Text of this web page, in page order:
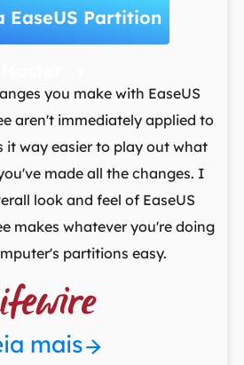
EaseUS Partition
you make with EaseUS
aren't immediately applied to
it way easier to play out what
made all the changes. I
look and feel of EaseUS
makes whatever you're doing
partitions easy.
mais